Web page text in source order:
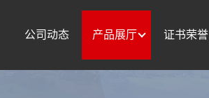
公司动态 产品展厅 证书荣誉